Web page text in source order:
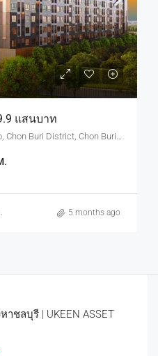
แสนบาท
VAY Amata เวย์ อมตะ, Ban Kao, Chon Buri District, Chon Buri, Thailand
CO., LTD. 5 months ago
าชลบุรี | UKEEN ASSET